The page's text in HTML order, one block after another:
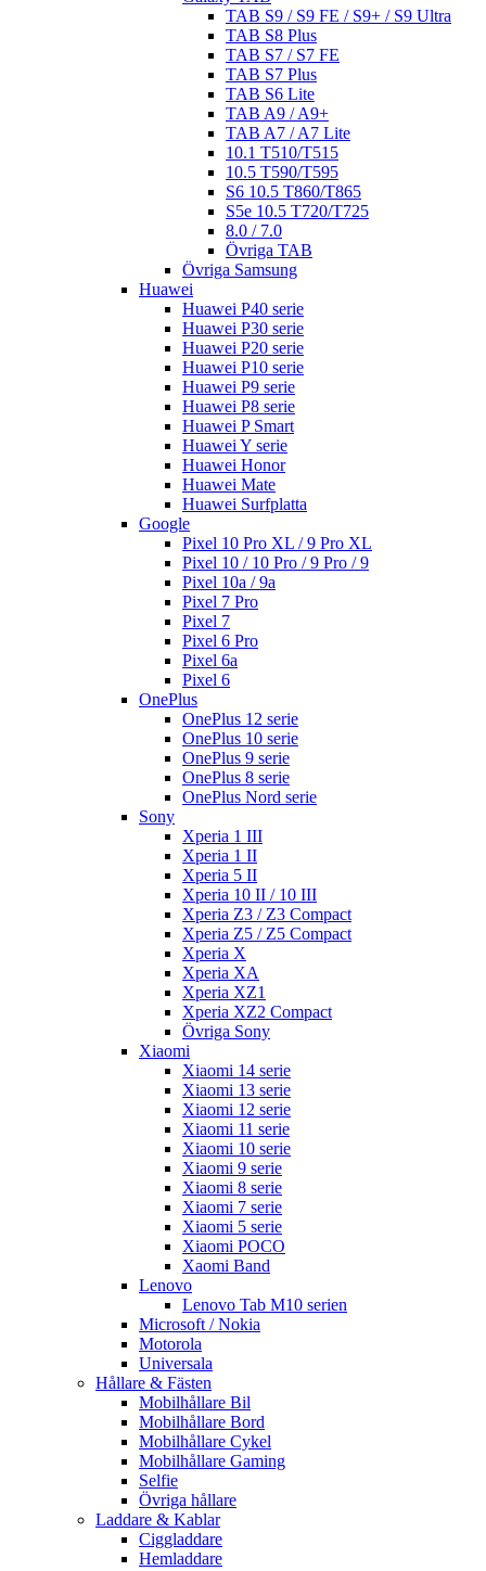
TAB S9 / S9 FE / S9+ / S9 Ultra
TAB S8 Plus
TAB S7 / S7 FE
TAB S7 Plus
TAB S6 Lite
TAB A9 / A9+
TAB A7 / A7 Lite
10.1 T510/T515
10.5 T590/T595
S6 10.5 T860/T865
S5e 10.5 T720/T725
8.0 / 7.0
Övriga TAB
Övriga Samsung
Huawei
Huawei P40 serie
Huawei P30 serie
Huawei P20 serie
Huawei P10 serie
Huawei P9 serie
Huawei P8 serie
Huawei P Smart
Huawei Y serie
Huawei Honor
Huawei Mate
Huawei Surfplatta
Google
Pixel 10 Pro XL / 9 Pro XL
Pixel 10 / 10 Pro / 9 Pro / 9
Pixel 10a / 9a
Pixel 7 Pro
Pixel 7
Pixel 6 Pro
Pixel 6a
Pixel 6
OnePlus
OnePlus 12 serie
OnePlus 10 serie
OnePlus 9 serie
OnePlus 8 serie
OnePlus Nord serie
Sony
Xperia 1 III
Xperia 1 II
Xperia 5 II
Xperia 10 II / 10 III
Xperia Z3 / Z3 Compact
Xperia Z5 / Z5 Compact
Xperia X
Xperia XA
Xperia XZ1
Xperia XZ2 Compact
Övriga Sony
Xiaomi
Xiaomi 14 serie
Xiaomi 13 serie
Xiaomi 12 serie
Xiaomi 11 serie
Xiaomi 10 serie
Xiaomi 9 serie
Xiaomi 8 serie
Xiaomi 7 serie
Xiaomi 5 serie
Xiaomi POCO
Xaomi Band
Lenovo
Lenovo Tab M10 serien
Microsoft / Nokia
Motorola
Universala
Hållare & Fästen
Mobilhållare Bil
Mobilhållare Bord
Mobilhållare Cykel
Mobilhållare Gaming
Selfie
Övriga hållare
Laddare & Kablar
Ciggladdare
Hemladdare